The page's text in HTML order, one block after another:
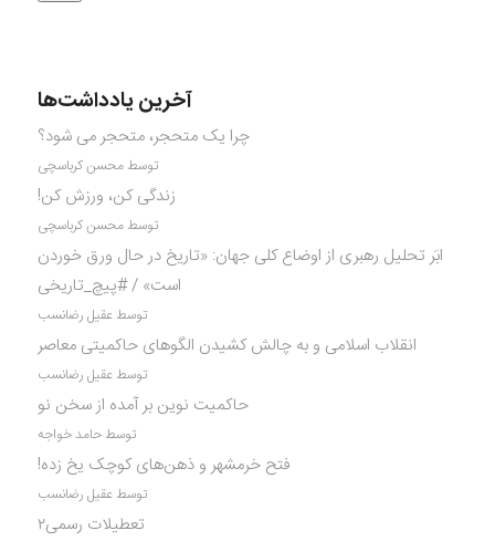
آخرین یادداشت‌ها
چرا یک متحجر، متحجر می شود؟
توسط محسن کرباسچی
زندگی کن، ورزش کن!
توسط محسن کرباسچی
ابَر تحلیل رهبری از اوضاع کلی جهان: «تاریخ در حال ورق خوردن
است» / #پیچ_تاریخی
توسط عقیل رضانسب
انقلاب اسلامی و به چالش کشیدن الگوهای حاکمیتی معاصر
توسط عقیل رضانسب
حاکمیت نوین بر آمده از سخن نو
توسط حامد خواجه
فتح خرمشهر و ذهن‌های کوچک یخ زده!
توسط عقیل رضانسب
تعطیلات رسمی۲